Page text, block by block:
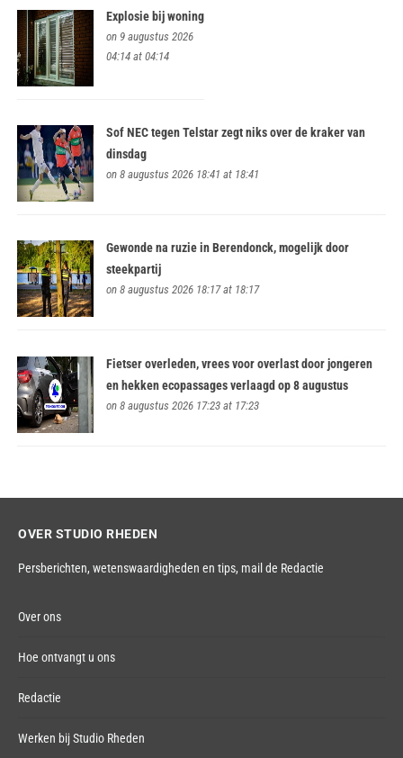
Explosie bij woning
on 9 augustus 2026
04:14 at 04:14
Sof NEC tegen Telstar zegt niks over de kraker van
dinsdag
on 8 augustus 2026 18:41 at 18:41
Gewonde na ruzie in Berendonck, mogelijk door
steekpartij
on 8 augustus 2026 18:17 at 18:17
Fietser overleden, vrees voor overlast door jongeren
en hekken ecopassages verlaagd op 8 augustus
on 8 augustus 2026 17:23 at 17:23
OVER STUDIO RHEDEN
Persberichten, wetenswaardigheden en tips, mail de Redactie
Over ons
Hoe ontvangt u ons
Redactie
Werken bij Studio Rheden